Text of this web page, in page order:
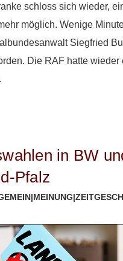
schloss sich wieder,
möglich. Wenige
Siegfried
Die RAF hatte wieder
in BW
Pfalz
|MEINUNG|